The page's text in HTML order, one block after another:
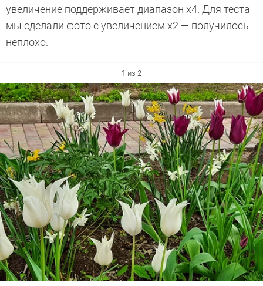
увеличение поддерживает диапазон х4. Для теста
мы сделали фото с увеличением х2 — получилось
неплохо.
1 из 2